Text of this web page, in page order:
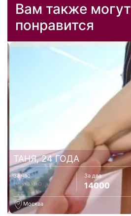
Вам также могут
понравится
ТАНЯ, 24 ГОДА
За час
Не указано
За два
14000
Москва